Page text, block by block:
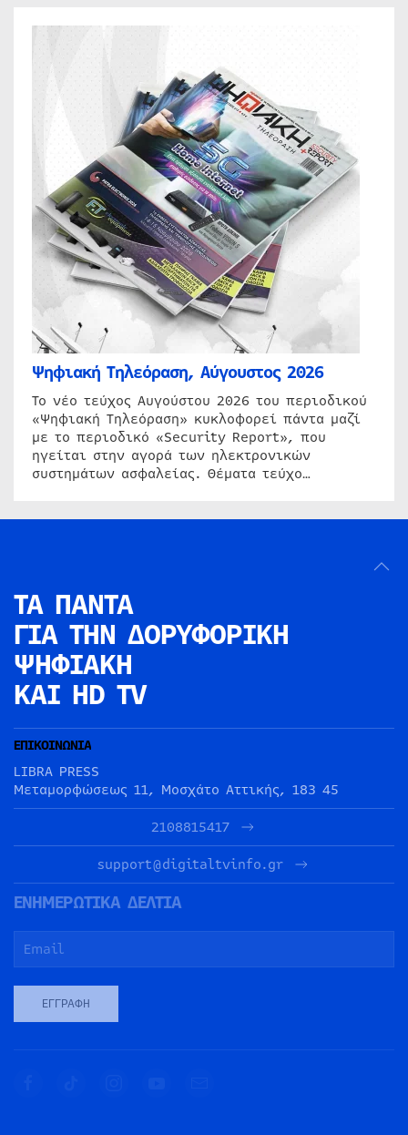
Ψηφιακή Τηλεόραση, Αύγουστος 2026
Το νέο τεύχος Αυγούστου 2026 του περιοδικού
«Ψηφιακή Τηλεόραση» κυκλοφορεί πάντα μαζί
με το περιοδικό «Security Report», που
ηγείται στην αγορά των ηλεκτρονικών
συστημάτων ασφαλείας. Θέματα τεύχο…
ΤΑ ΠΑΝΤΑ
ΓΙΑ ΤΗΝ ΔΟΡΥΦΟΡΙΚΗ
ΨΗΦΙΑΚΗ
ΚΑΙ HD TV
ΕΠΙΚΟΙΝΩΝΙΑ
LIBRA PRESS
Μεταμορφώσεως 11, Μοσχάτο Αττικής, 183 45
2108815417
support@digitaltvinfo.gr
ΕΝΗΜΕΡΩΤΙΚΑ ΔΕΛΤΙΑ
ΕΓΓΡΑΦΉ